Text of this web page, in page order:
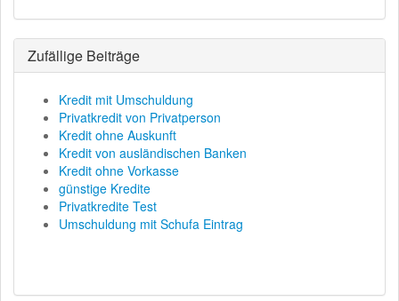
Zufällige Beiträge
Kredit mit Umschuldung
Privatkredit von Privatperson
Kredit ohne Auskunft
Kredit von ausländischen Banken
Kredit ohne Vorkasse
günstige Kredite
Privatkredite Test
Umschuldung mit Schufa Eintrag